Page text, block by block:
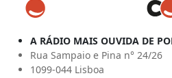
A RÁDIO MAIS OUVIDA DE
Rua Sampaio e Pina n° 24/26
1099-044 Lisboa